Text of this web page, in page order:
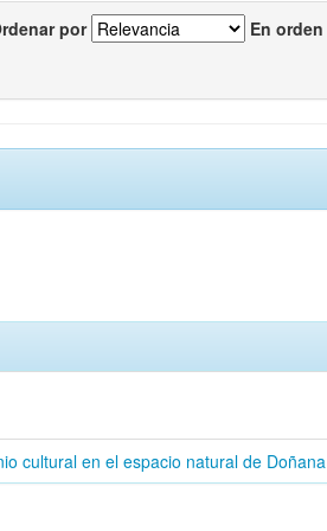
por En orden
cultural en el espacio natural de Doñana